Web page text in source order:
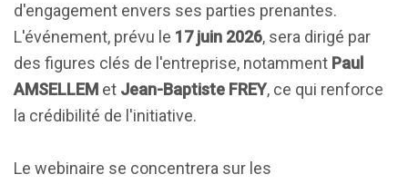
d'engagement envers ses parties prenantes.
L'événement, prévu le 17 juin 2026, sera dirigé par
des figures clés de l'entreprise, notamment Paul
AMSELLEM et Jean-Baptiste FREY, ce qui renforce
la crédibilité de l'initiative.
Le webinaire se concentrera sur les